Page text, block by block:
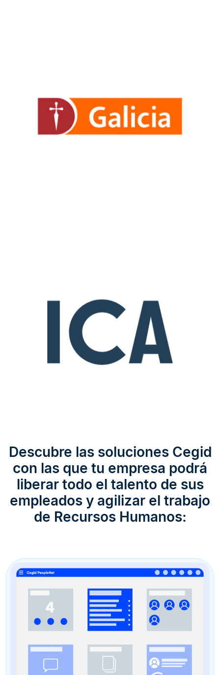
Descubre las soluciones Cegid
con las que tu empresa podrá
liberar todo el talento de sus
empleados y agilizar el trabajo
de Recursos Humanos: